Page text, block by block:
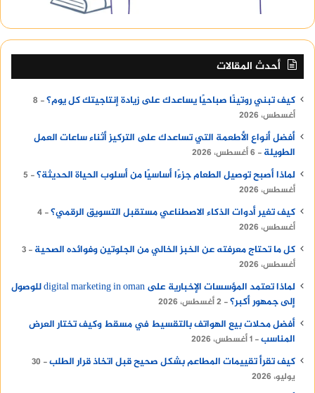
أحدث المقالات
كيف تبني روتينًا صباحيًا يساعدك على زيادة إنتاجيتك كل يوم؟
8
أغسطس، 2026
أفضل أنواع الأطعمة التي تساعدك على التركيز أثناء ساعات العمل
الطويلة
6 أغسطس، 2026
لماذا أصبح توصيل الطعام جزءًا أساسيًا من أسلوب الحياة الحديثة؟
5
أغسطس، 2026
كيف تغير أدوات الذكاء الاصطناعي مستقبل التسويق الرقمي؟ 4
أغسطس، 2026
كل ما تحتاج معرفته عن الخبز الخالي من الجلوتين وفوائده الصحية
3
أغسطس، 2026
لماذا تعتمد المؤسسات الإخبارية على digital marketing in oman للوصول
إلى جمهور أكبر؟ 2 أغسطس، 2026
أفضل محلات بيع الهواتف بالتقسيط في مسقط وكيف تختار العرض
المناسب 1 أغسطس، 2026
كيف تقرأ تقييمات المطاعم بشكل صحيح قبل اتخاذ قرار الطلب
30
يوليو، 2026